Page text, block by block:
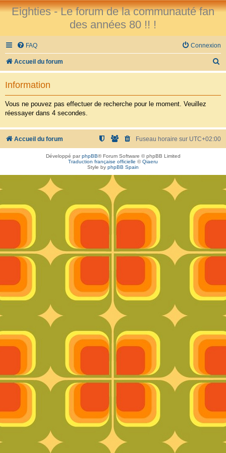
Eighties - Le forum de la communauté fan
des années 80 !! !
FAQ Connexion
Accueil du forum
e
r
c
Information
Vous ne pouvez pas effectuer de recherche pour le moment. Veuillez
réessayer dans 4 secondes.
Accueil du forum Fuseau horaire sur UTC+02:00
Développé parphpBB® Forum Software © phpBB Limited
Traduction française officielle ©Qiaeru
Style by phpBB Spain